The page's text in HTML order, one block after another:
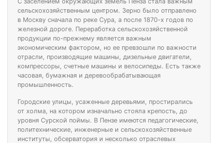
сельскохозяйственным центром. Зерно было отправлено
в Москву сначала по реке Сура, а после 1870-х годов по
железной дороге. Переработка сельскохозяйственной
продукции по-прежнему является важным
экономическим фактором, но ее превзошли по важности
отрасли, производящие машины, дизельные двигатели,
компрессоры, счетные машины и велосипеды. Есть также
часовая, бумажная и деревообрабатывающая
промышленность.
Городские улицы, усаженные деревьями, простирались
от холма, на котором изначально стояла крепость, до
уровня Сурской поймы. В Пензе имеются педагогические,
политехнические, инженерные и сельскохозяйственные
институты, обсерватория и несколько отраслевых